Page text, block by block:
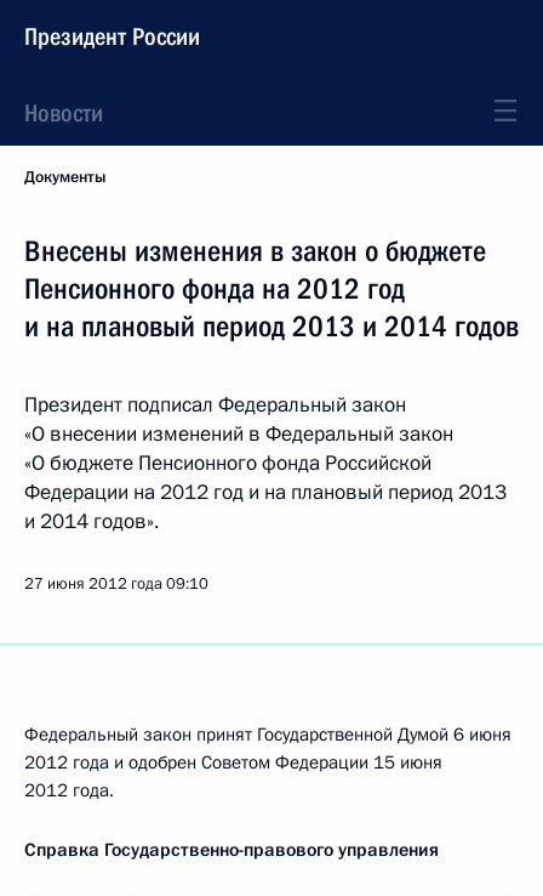
Президент России
Новости
Документы
Внесены изменения в закон о бюджете
Пенсионного фонда на 2012 год
и на плановый период 2013 и 2014 годов
Президент подписал Федеральный закон
«О внесении изменений в Федеральный закон
«О бюджете Пенсионного фонда Российской
Федерации на 2012 год и на плановый период 2013
и 2014 годов».
27 июня 2012 года09:10
Федеральный закон принят Государственной Думой 6 июня
2012 года и одобрен Советом Федерации 15 июня
2012 года.
Справка Государственно-правового управления